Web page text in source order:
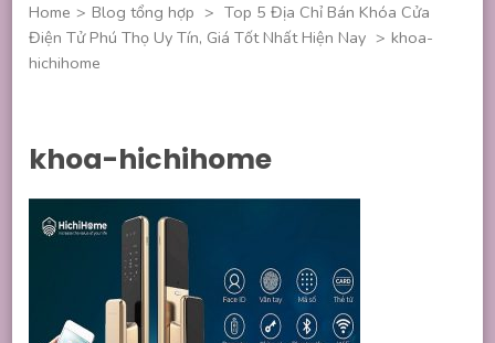
Home > Blog tổng hợp > Top 5 Địa Chỉ Bán Khóa Cửa
Điện Tử Phú Thọ Uy Tín, Giá Tốt Nhất Hiện Nay > khoa-
hichihome
khoa-hichihome